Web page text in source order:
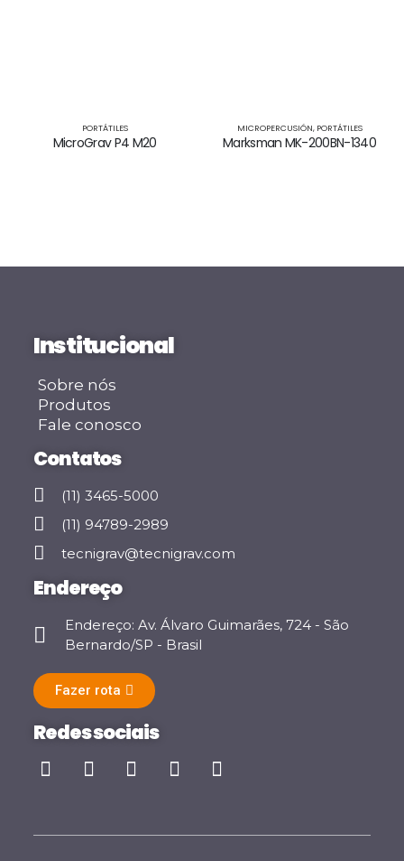
PORTÁTILES
MicroGrav P4 M20
MICROPERCUSIÓN, PORTÁTILES
Marksman MK-200BN-1340
Institucional
Sobre nós
Produtos
Fale conosco
Contatos
(11) 3465-5000
(11) 94789-2989
tecnigrav@tecnigrav.com
Endereço
Endereço: Av. Álvaro Guimarães, 724 - São
Bernardo/SP - Brasil
Fazer rota
Redes sociais